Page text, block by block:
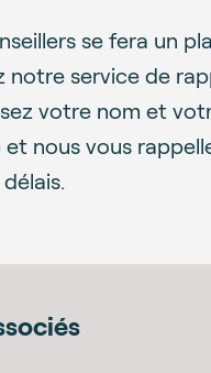
se fera un
notre service de
votre nom et
nous vous